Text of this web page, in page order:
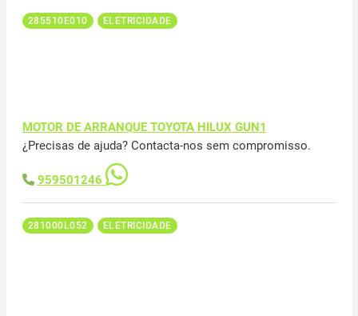
285510E010 ELETRICIDADE
MOTOR DE ARRANQUE TOYOTA HILUX GUN1
¿Precisas de ajuda? Contacta-nos sem compromisso.
959501246
281000L052 ELETRICIDADE